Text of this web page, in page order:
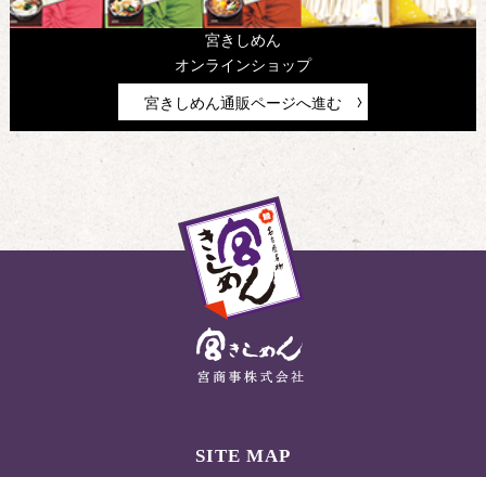
宮きしめん
オンラインショップ
宮きしめん通販ページへ進む
SITE MAP